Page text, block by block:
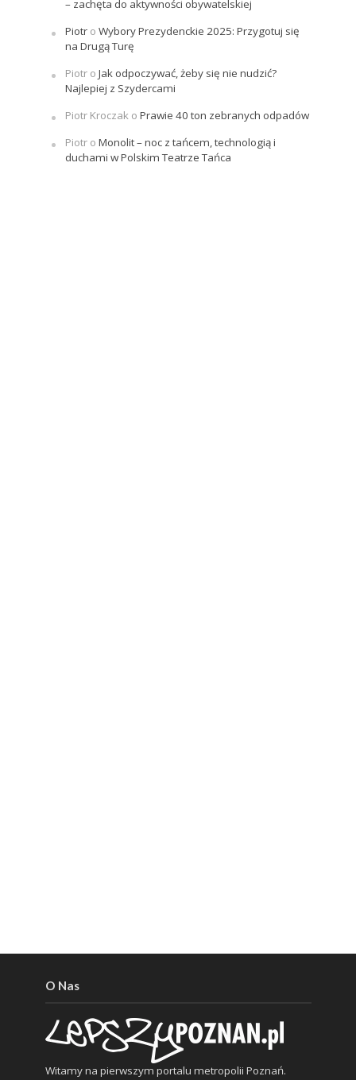
– zachęta do aktywności obywatelskiej
Piotro Wybory Prezydenckie 2025: Przygotuj się
na Drugą Turę
Piotro Jak odpoczywać, żeby się nie nudzić?
Najlepiej z Szydercami
Piotr Kroczako Prawie 40 ton zebranych odpadów
Piotro Monolit – noc z tańcem, technologią i
duchami w Polskim Teatrze Tańca
O Nas
Witamy na pierwszym portalu metropolii Poznań.